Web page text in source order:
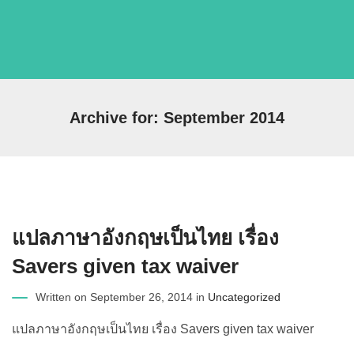
Archive for: September 2014
แปลภาษาอังกฤษเป็นไทย เรื่อง
Savers given tax waiver
Written on September 26, 2014 in Uncategorized
แปลภาษาอังกฤษเป็นไทย เรื่อง Savers given tax waiver